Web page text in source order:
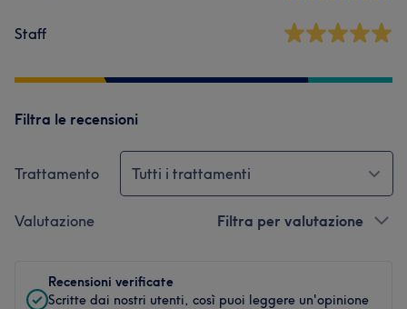
Staff
Filtra le recensioni
Trattamento Tutti i trattamenti
Valutazione Filtra per valutazione
Recensioni verificate
Scritte dai nostri utenti, così puoi leggere un'opinione